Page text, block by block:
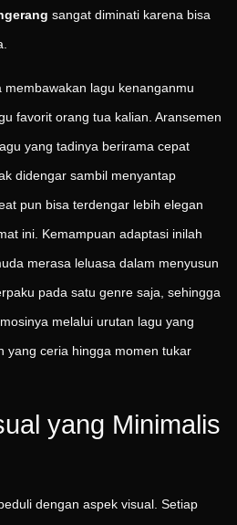
sangat diminati karena bisa
lagu kenanganmu
favorit orang tua kalian. Aransemen
yang tadinya berirama cepat
didengar sambil menyantap
pun bisa terdengar lebih elegan
ini. Kemampuan adaptasi inilah
merasa leluasa dalam menyusun
pada satu genre saja, sehingga
melalui urutan lagu yang
yang ceria hingga momen tukar
yang Minimalis
dengan aspek visual. Setiap